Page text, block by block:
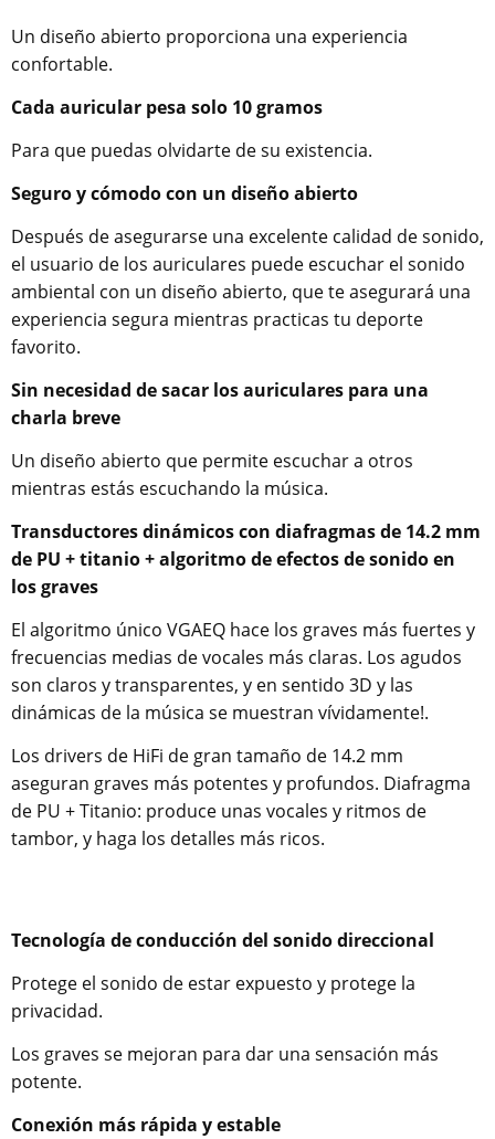
Un diseño abierto proporciona una experiencia
confortable.
Cada auricular pesa solo 10 gramos
Para que puedas olvidarte de su existencia.
Seguro y cómodo con un diseño abierto
Después de asegurarse una excelente calidad de sonido,
el usuario de los auriculares puede escuchar el sonido
ambiental con un diseño abierto, que te asegurará una
experiencia segura mientras practicas tu deporte
favorito.
Sin necesidad de sacar los auriculares para una
charla breve
Un diseño abierto que permite escuchar a otros
mientras estás escuchando la música.
Transductores dinámicos con diafragmas de 14.2 mm
de PU + titanio + algoritmo de efectos de sonido en
los graves
El algoritmo único VGAEQ hace los graves más fuertes y
frecuencias medias de vocales más claras. Los agudos
son claros y transparentes, y en sentido 3D y las
dinámicas de la música se muestran vívidamente!.
Los drivers de HiFi de gran tamaño de 14.2 mm
aseguran graves más potentes y profundos. Diafragma
de PU + Titanio: produce unas vocales y ritmos de
tambor, y haga los detalles más ricos.
Tecnología de conducción del sonido direccional
Protege el sonido de estar expuesto y protege la
privacidad.
Los graves se mejoran para dar una sensación más
potente.
Conexión más rápida y estable